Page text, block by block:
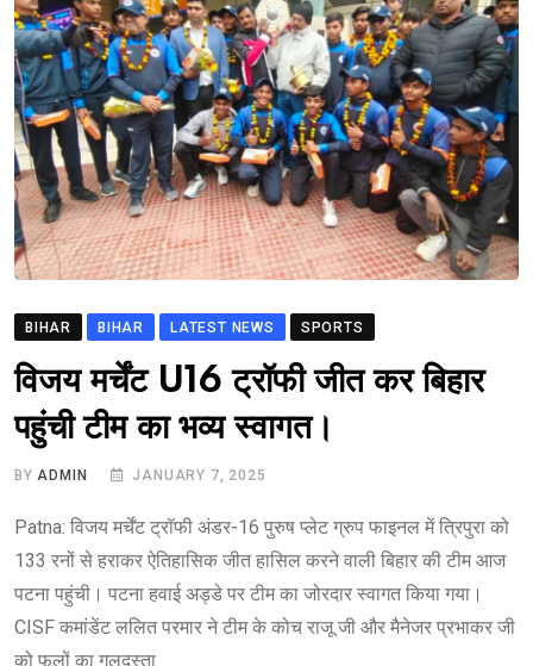
BIHAR BIHAR LATEST NEWS SPORTS
विजय मर्चेंट U16 ट्रॉफी जीत कर बिहार
पहुंची टीम का भव्य स्वागत।
BYADMIN JANUARY 7, 2025
Patna: विजय मर्चेंट ट्रॉफी अंडर-16 पुरुष प्लेट ग्रुप फाइनल में त्रिपुरा को
133 रनों से हराकर ऐतिहासिक जीत हासिल करने वाली बिहार की टीम आज
पटना पहुंची। पटना हवाई अड्डे पर टीम का जोरदार स्वागत किया गया।
CISF कमांडेंट ललित परमार ने टीम के कोच राजू जी और मैनेजर प्रभाकर जी
को फूलों का गुलदस्ता